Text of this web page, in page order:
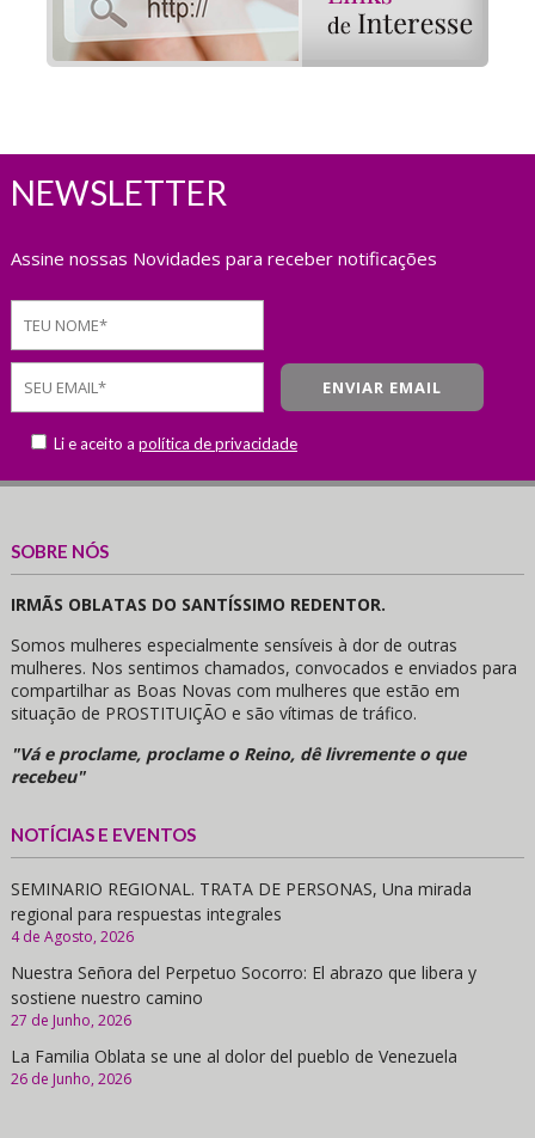
NEWSLETTER
Assine nossas Novidades para receber notificações
Li e aceito a política de privacidade
SOBRE NÓS
IRMÃS OBLATAS DO SANTÍSSIMO REDENTOR.
Somos mulheres especialmente sensíveis à dor de outras
mulheres. Nos sentimos chamados, convocados e enviados para
compartilhar as Boas Novas com mulheres que estão em
situação de PROSTITUIÇÃO e são vítimas de tráfico.
"Vá e proclame, proclame o Reino, dê livremente o que
recebeu"
NOTÍCIAS E EVENTOS
SEMINARIO REGIONAL. TRATA DE PERSONAS, Una mirada
regional para respuestas integrales
4 de Agosto, 2026
Nuestra Señora del Perpetuo Socorro: El abrazo que libera y
sostiene nuestro camino
27 de Junho, 2026
La Familia Oblata se une al dolor del pueblo de Venezuela
26 de Junho, 2026